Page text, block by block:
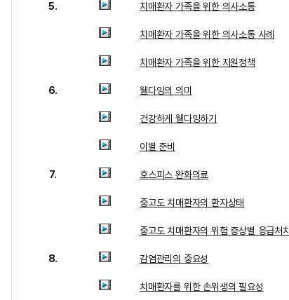
5. 치매환자 가족을 위한 의사소통
치매환자 가족을 위한 의사소통 사례
치매환자 가족을 위한 지원정책
6. 웰다잉의 의미
건강하게 웰다잉하기
이별 준비
7. 호스피스 완화의료
중고도 치매환자의 환자상태
중고도 치매환자의 위험 증상별 응급처치
8. 감염관리의 중요성
치매환자를 위한 손위생의 필요성